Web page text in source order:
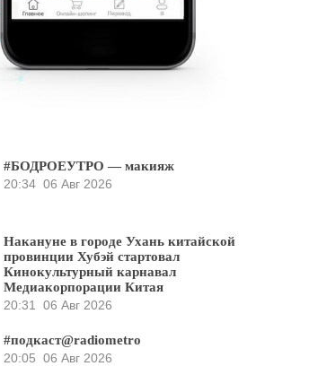
#БОДРОЕУТРО — макияж
20:34 06 Авг 2026
Накануне в городе Ухань китайской
провинции Хубэй стартовал
Кинокультурный карнавал
Медиакорпорации Китая
20:31
06 Авг 2026
#подкаст@radiometro
20:05 06 Авг 2026